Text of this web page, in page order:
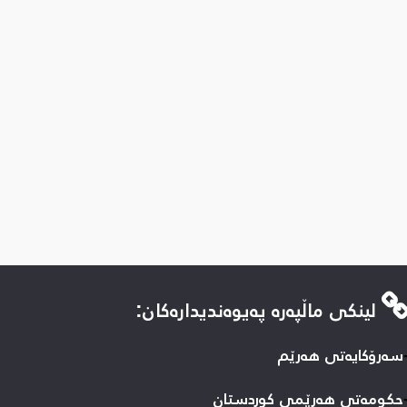
لینكی ماڵپه‌ره‌ په‌یوه‌ندیداره‌كان:
سه‌رۆکایه‌تی هه‌رێم
حكومه‌تی هه‌رێمی كوردستان